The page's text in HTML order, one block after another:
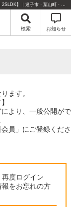
こちらは会員物件です【im-319719｜横須賀市長沢1丁目｜中古一戸建て｜2SLDK】｜逗子市・葉山町・湘南エリアの不動産のことならセンチュリー21リビングライフにお任せください！
検索 お知らせ
ます。
より、一般公開がで
員」にご登録くださ
度ログイン
をお忘れの方